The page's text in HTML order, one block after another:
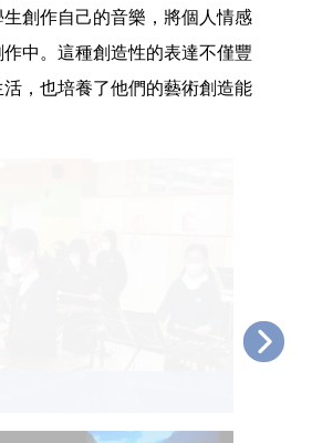
創作自己的音樂，將個人情感
中。這種創造性的表達不僅豐
，也培養了他們的藝術創造能